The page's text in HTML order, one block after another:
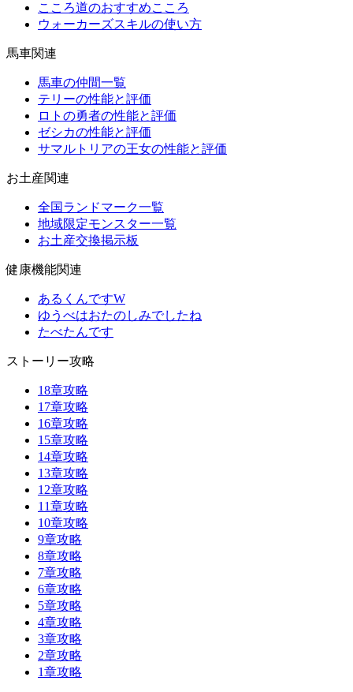
こころ道のおすすめこころ
ウォーカーズスキルの使い方
馬車関連
馬車の仲間一覧
テリーの性能と評価
ロトの勇者の性能と評価
ゼシカの性能と評価
サマルトリアの王女の性能と評価
お土産関連
全国ランドマーク一覧
地域限定モンスター一覧
お土産交換掲示板
健康機能関連
あるくんですW
ゆうべはおたのしみでしたね
たべたんです
ストーリー攻略
18章攻略
17章攻略
16章攻略
15章攻略
14章攻略
13章攻略
12章攻略
11章攻略
10章攻略
9章攻略
8章攻略
7章攻略
6章攻略
5章攻略
4章攻略
3章攻略
2章攻略
1章攻略